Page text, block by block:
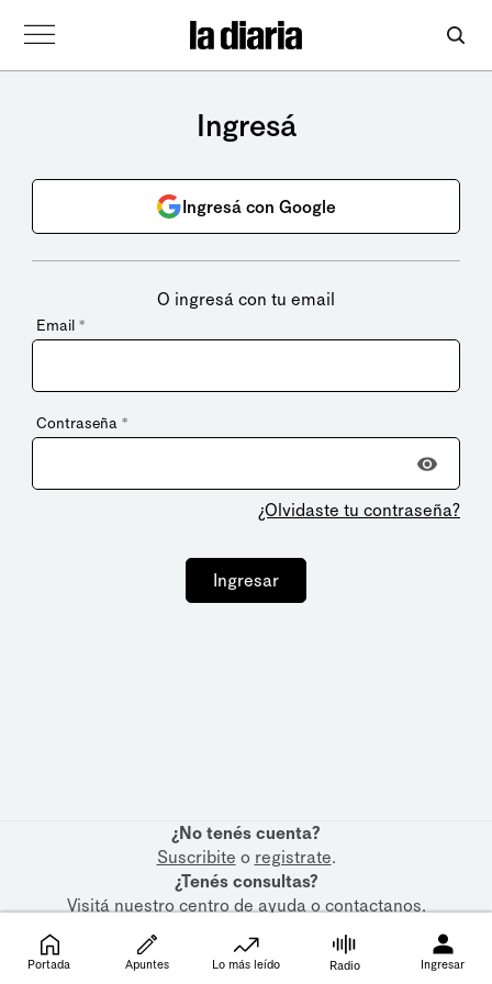
Ingresá
Ingresá con Google
O ingresá con tu email
Email *
Contraseña *
¿Olvidaste tu contraseña?
Ingresar
¿No tenés cuenta?
Suscribite o registrate.
¿Tenés consultas?
Visitá nuestrocentro de ayudaocontactanos.
Portada Apuntes Lo más leído Radio Ingresar